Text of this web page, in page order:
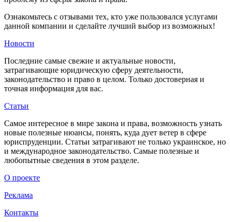
Ознакомьтесь с отзывами тех, кто уже пользовался услугами
данной компании и сделайте лучший выбор из возможных!
Новости
Последние самые свежие и актуальные новости,
затрагивающие юридическую сферу деятельности,
законодательство и право в целом. Только достоверная и
точная информация для вас.
Статьи
Самое интересное в мире закона и права, возможность узнать
новые полезные нюансы, понять, куда дует ветер в сфере
юриспруденции. Статьи затрагивают не только украинское, но
и международное законодательство. Самые полезные и
любопытные сведения в этом разделе.
О проекте
Реклама
Контакты